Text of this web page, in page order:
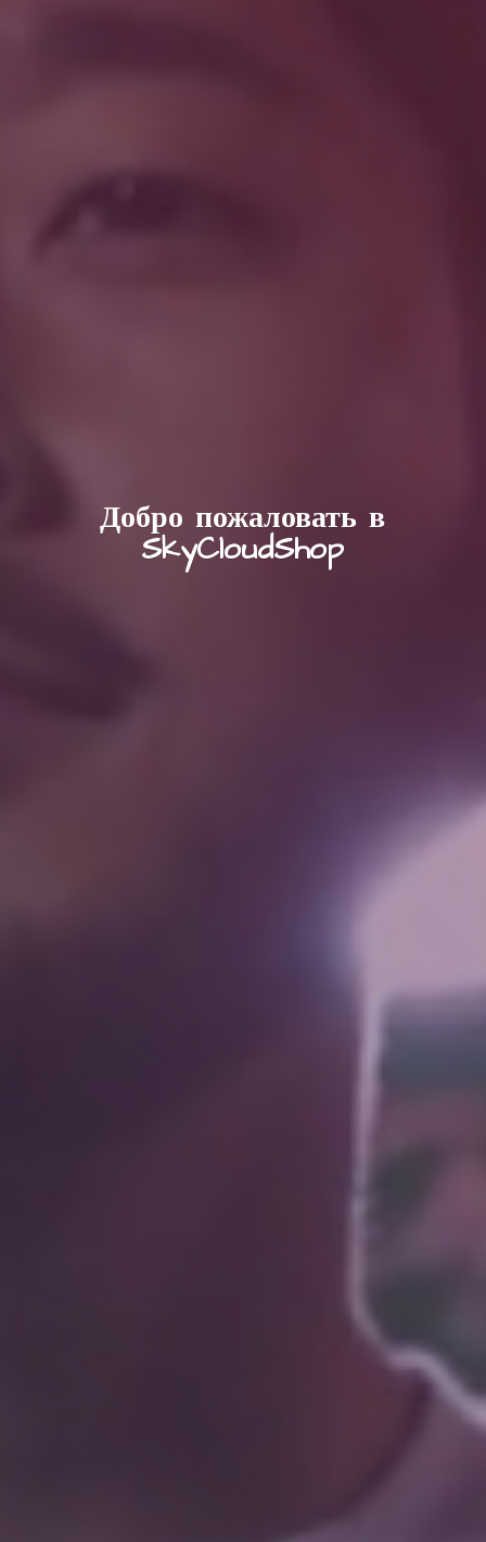
Добро пожаловать в
SkyCloudShop